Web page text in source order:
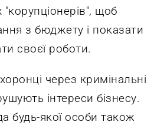
щоб
з бюджету і показати
своєї роботи.
через кримінальні
інтереси бізнесу.
будь-якої особи також